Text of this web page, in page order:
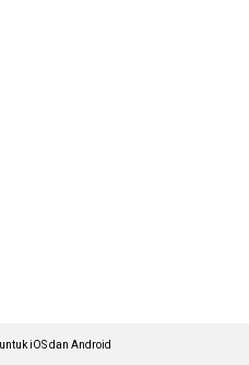
iOS dan Android